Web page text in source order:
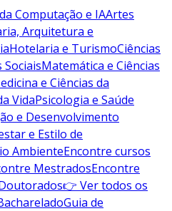
Computação e IAArtes
Arquitetura e
Hotelaria e TurismoCiências
SociaisMatemática e Ciências
e Ciências da
VidaPsicologia e Saúde
e Desenvolvimento
e Estilo de
AmbienteEncontre cursos
MestradosEncontre
👉 Ver todos os
Guia de